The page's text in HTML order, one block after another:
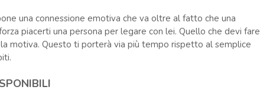
una connessione emotiva che va oltre al fatto che una
piacerti una persona per legare con lei. Quello che devi fare
motiva. Questo ti porterà via più tempo rispetto al semplice